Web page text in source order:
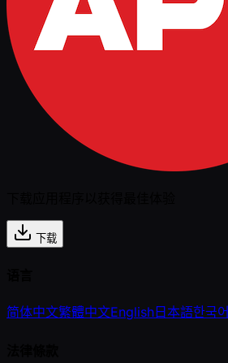
下载
简体中文繁體中文English 日本語한국어